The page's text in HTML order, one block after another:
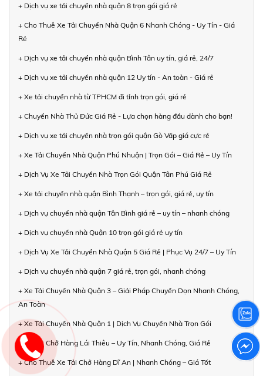
+ Dịch vụ xe tải chuyển nhà quận 8 trọn gói giá rẻ
+ Cho Thuê Xe Tải Chuyển Nhà Quận 6 Nhanh Chóng - Uy Tín - Giá
Rẻ
+ Dịch vụ xe tải chuyển nhà quận Bình Tân uy tín, giá rẻ, 24/7
+ Dịch vụ xe tải chuyển nhà quận 12 Uy tín - An toàn - Giá rẻ
+ Xe tải chuyển nhà từ TPHCM đi tỉnh trọn gói, giá rẻ
+ Chuyển Nhà Thủ Đức Giá Rẻ - Lựa chọn hàng đầu dành cho bạn!
+ Dịch vụ xe tải chuyển nhà trọn gói quận Gò Vấp giá cực rẻ
+ Xe Tải Chuyển Nhà Quận Phú Nhuận | Trọn Gói – Giá Rẻ – Uy Tín
+ Dịch Vụ Xe Tải Chuyển Nhà Trọn Gói Quận Tân Phú Giá Rẻ
+ Xe tải chuyển nhà quận Bình Thạnh – trọn gói, giá rẻ, uy tín
+ Dịch vụ chuyển nhà quận Tân Bình giá rẻ – uy tín – nhanh chóng
+ Dịch vụ chuyển nhà Quận 10 trọn gói giá rẻ uy tín
+ Dịch Vụ Xe Tải Chuyển Nhà Quận 5 Giá Rẻ | Phục Vụ 24/7 – Uy Tín
+ Dịch vụ chuyển nhà quận 7 giá rẻ, trọn gói, nhanh chóng
+ Xe Tải Chuyển Nhà Quận 3 – Giải Pháp Chuyển Dọn Nhanh Chóng,
An Toàn
+ Xe Tải Chuyển Nhà Quận 1 | Dịch Vụ Chuyển Nhà Trọn Gói
+ Xe Tải Chở Hàng Lái Thiêu – Uy Tín, Nhanh Chóng, Giá Rẻ
+ Cho Thuê Xe Tải Chở Hàng Dĩ An | Nhanh Chóng – Giá Tốt